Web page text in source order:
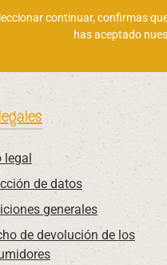
continuar, confirmas
has aceptado
legal
de datos
generales
de devolución de los